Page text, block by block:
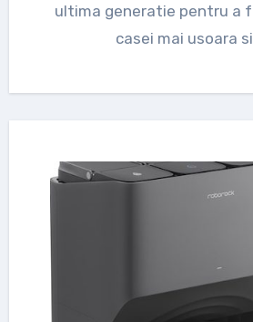
ultima generatie pentru a
casei mai usoara